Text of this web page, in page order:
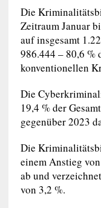
Die
Zeitraum Januar
auf insgesamt
986.444 – 80,6 %
konventionellen
Die
19,4 % der
gegenüber 2023
Die
einem Anstieg
ab und
von 3,2 %.